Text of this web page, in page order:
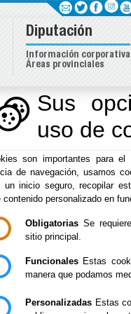
Sus
uso de
son importantes para
de navegación, usamos
un inicio seguro, recopilar
contenido personalizado en
Obligatorias Se
sitio principal.
Funcionales Estas
manera que podamos
Personalizadas Estas
Inicio - Iniciativas
Línea
Desde
Línea N3.
Diputación
Información corporativa
Áreas provinciales